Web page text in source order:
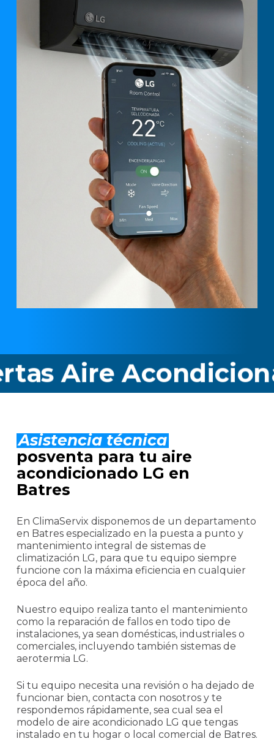
Acondicionado
Asistencia técnica
posventa para tu aire
acondicionado LG en
Batres
En ClimaServix disponemos de un departamento
en Batres especializado en la puesta a punto y
mantenimiento integral de sistemas de
climatización LG, para que tu equipo siempre
funcione con la máxima eficiencia en cualquier
época del año.
Nuestro equipo realiza tanto el mantenimiento
como la reparación de fallos en todo tipo de
instalaciones, ya sean domésticas, industriales o
comerciales, incluyendo también sistemas de
aerotermia LG.
Si tu equipo necesita una revisión o ha dejado de
funcionar bien, contacta con nosotros y te
respondemos rápidamente, sea cual sea el
modelo de aire acondicionado LG que tengas
instalado en tu hogar o local comercial de Batres.